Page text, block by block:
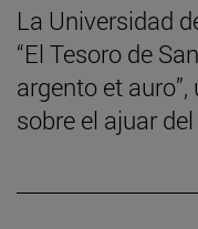
La Universidad
“El Tesoro de
argento et
sobre el ajuar